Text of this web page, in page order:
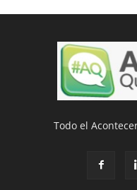
Todo el